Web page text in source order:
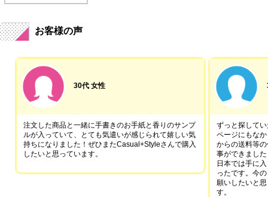
お客様の声
30代 女性
注文した商品と一緒に手書きのお手紙と香りのサンプ
ルが入っていて、とても気遣いが感じられて嬉しい気
持ちになりました！ぜひまたCasual+Styleさんで購入
したいと思っています。
ずっと探して
ページにもな
からの送料等
事ができました
日本では手に
ったです。今
願いしたいと
す。